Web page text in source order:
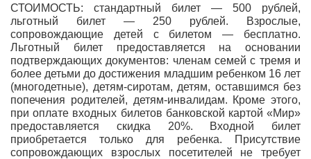
СТОИМОСТЬ: стандартный билет — 500 рублей,
льготный билет — 250 рублей. Взрослые,
сопровождающие детей с билетом — бесплатно.
Льготный билет предоставляется на основании
подтверждающих документов: членам семей с тремя и
более детьми до достижения младшим ребенком 16 лет
(многодетные), детям-сиротам, детям, оставшимся без
попечения родителей, детям-инвалидам. Кроме этого,
при оплате входных билетов банковской картой «Мир»
предоставляется скидка 20%. Входной билет
приобретается только для ребенка. Присутствие
сопровождающих взрослых посетителей не требует